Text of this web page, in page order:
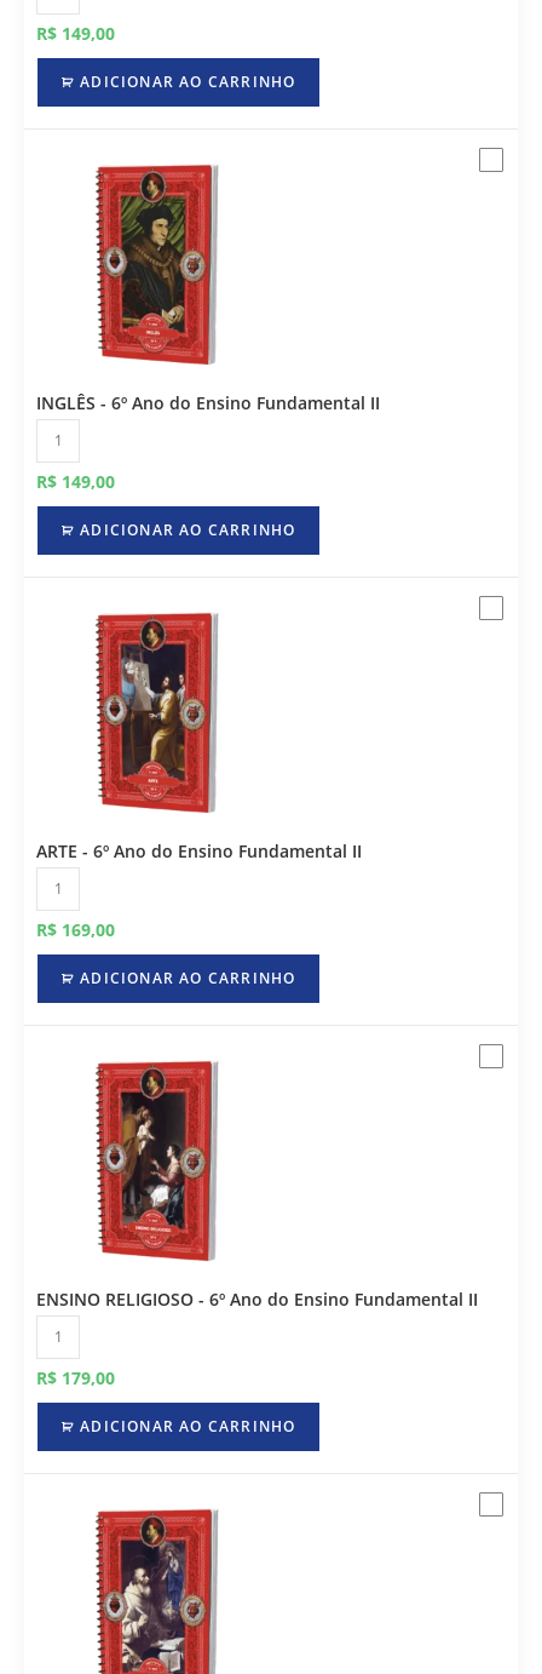
R$ 149,00
ADICIONAR AO CARRINHO
INGLÊS - 6º Ano do Ensino Fundamental II
R$ 149,00
ADICIONAR AO CARRINHO
ARTE - 6º Ano do Ensino Fundamental II
R$ 169,00
ADICIONAR AO CARRINHO
ENSINO RELIGIOSO - 6º Ano do Ensino Fundamental II
R$ 179,00
ADICIONAR AO CARRINHO